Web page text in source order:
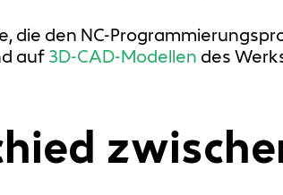
die den NC-
auf 3D-CAD-Modellen des